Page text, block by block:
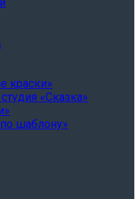
краски»
«Сказка»
шаблону»